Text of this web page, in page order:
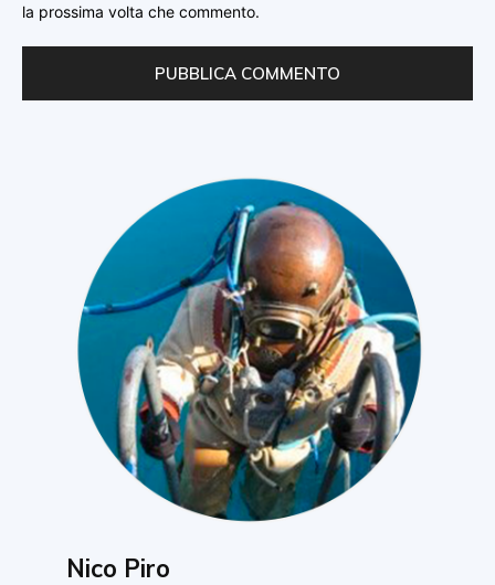
la prossima volta che commento.
Nico Piro